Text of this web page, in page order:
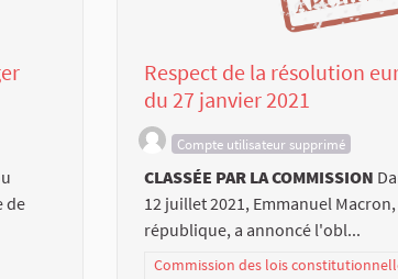
de
Respect de la résolution
du 27 janvier 2021
Compte utilisateur supprimé
CLASSÉE PAR LA COMMISSION
12 juillet 2021, Emmanuel
république, a annoncé l'obl...
Commission des lois